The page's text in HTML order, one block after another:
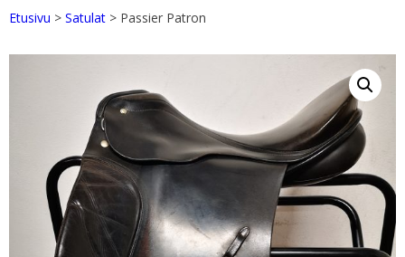
Etusivu > Satulat > Passier Patron